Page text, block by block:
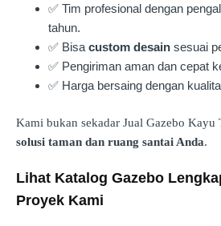
✅ Tim profesional dengan
tahun.
✅ Bisa custom desain sesuai
✅ Pengiriman aman dan cepat
✅ Harga bersaing dengan
Kami bukan sekadar Jual Gazebo Kayu
solusi taman dan ruang santai Anda.
Lihat Katalog Gazebo
Proyek Kami